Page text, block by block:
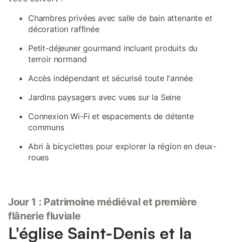
Chambres privées avec salle de bain attenante et
décoration raffinée
Petit-déjeuner gourmand incluant produits du
terroir normand
Accès indépendant et sécurisé toute l'année
Jardins paysagers avec vues sur la Seine
Connexion Wi-Fi et espacements de détente
communs
Abri à bicyclettes pour explorer la région en deux-
roues
Jour 1 : Patrimoine médiéval et première
flânerie fluviale
L'église Saint-Denis et la